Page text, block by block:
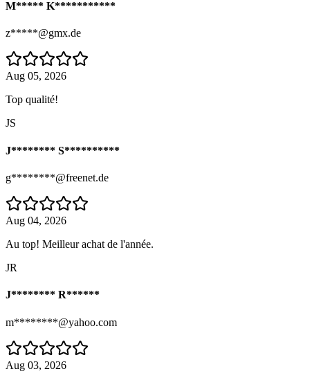
M***** K***********
z*****@gmx.de
Aug 05, 2026
Top qualité!
JS
J******** S**********
g********@freenet.de
Aug 04, 2026
Au top! Meilleur achat de l'année.
JR
J******** R******
m********@yahoo.com
Aug 03, 2026